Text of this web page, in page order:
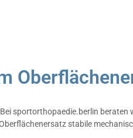
sportorthopaedie.berlin
stabile